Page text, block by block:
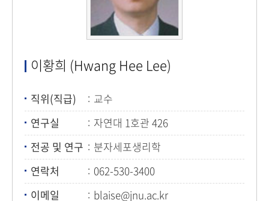
이황희 (Hwang Hee Lee)
직위(직급)
교수
연구실
자연대 1호관 426
전공 및 연구
분자세포생리학
연락처
062-530-3400
이메일
blaise@jnu.ac.kr